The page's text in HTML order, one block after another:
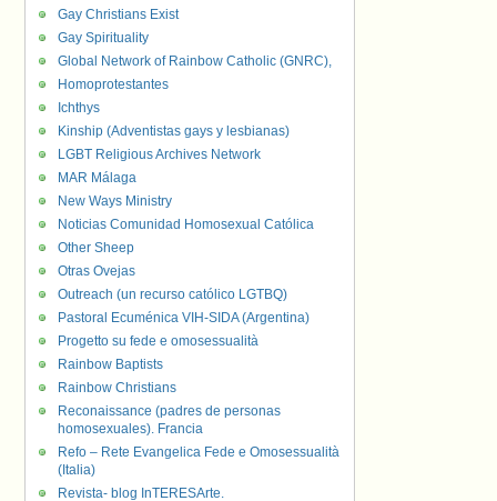
Gay Christians Exist
Gay Spirituality
Global Network of Rainbow Catholic (GNRC),
Homoprotestantes
Ichthys
Kinship (Adventistas gays y lesbianas)
LGBT Religious Archives Network
MAR Málaga
New Ways Ministry
Noticias Comunidad Homosexual Católica
Other Sheep
Otras Ovejas
Outreach (un recurso católico LGTBQ)
Pastoral Ecuménica VIH-SIDA (Argentina)
Progetto su fede e omosessualità
Rainbow Baptists
Rainbow Christians
Reconaissance (padres de personas
homosexuales). Francia
Refo – Rete Evangelica Fede e Omosessualità
(Italia)
Revista- blog InTERESArte.